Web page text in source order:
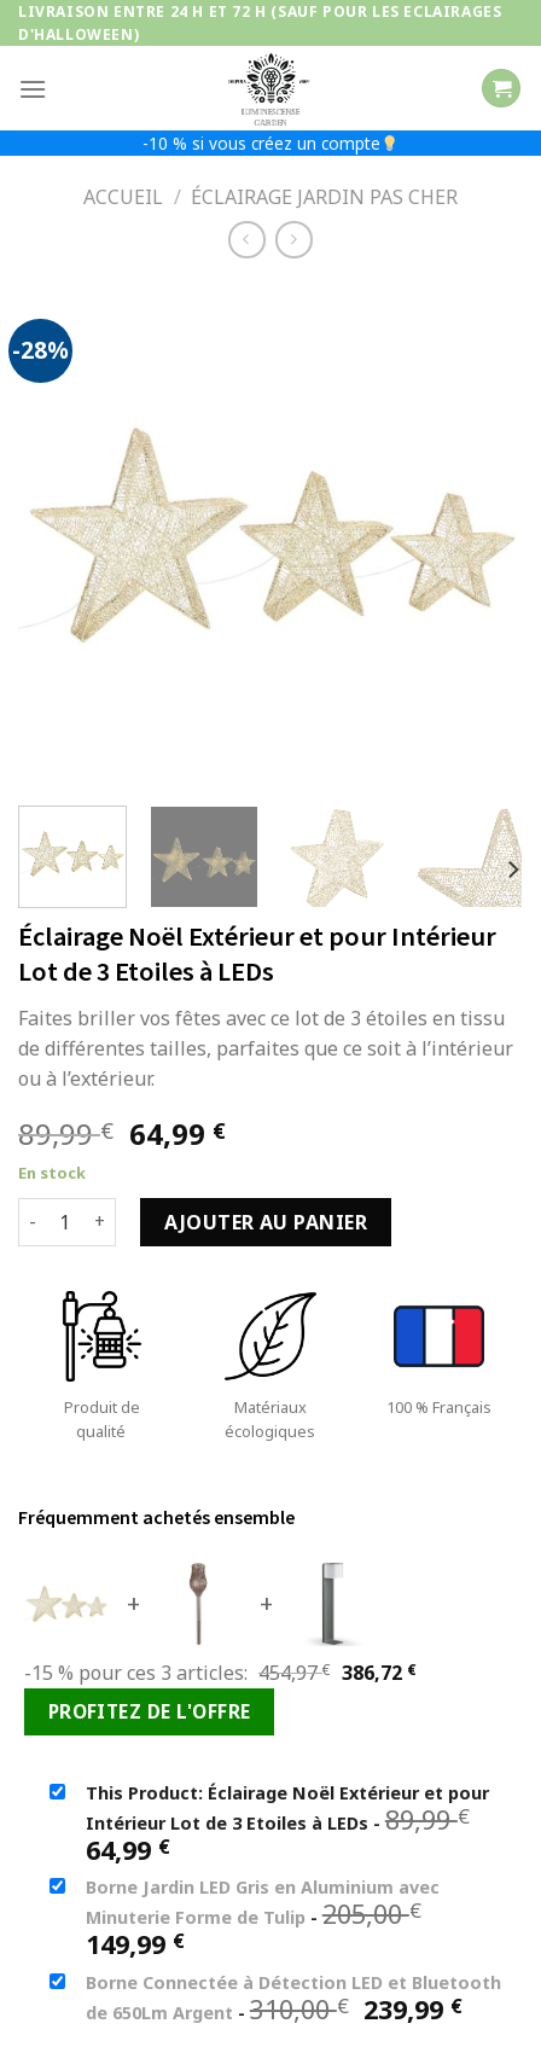
Passer
au
LIVRAISON ENTRE 24 H ET 72 H (SAUF POUR LES ECLAIRAGES
D'HALLOWEEN)
-10 % si vous créez un compte
ACCUEIL / ÉCLAIRAGE JARDIN PAS CHER
-28%
Éclairage Noël Extérieur et pour Intérieur
Lot de 3 Etoiles à LEDs
Faites briller vos fêtes avec ce lot de 3 étoiles en tissu
de différentes tailles, parfaites que ce soit à l’intérieur
ou à l’extérieur.
89,99€ Le
prix
initial
était :
89,99 €.
64,99 €Le
actuel
est :
64,99 €.
En stock
quantité de Éclairage Noël Extérieur et pour Intérieur Lot
AJOUTER AU PANIER
Produit de
qualité
Matériaux
écologiques
100 % Français
Fréquemment achetés ensemble
+ +
-15 % pour ces 3 articles: 454,97€ Le
454,97 €.
386,72 €Le
386,72 €.
PROFITEZ DE L'OFFRE
This Product: Éclairage Noël Extérieur et pour
Intérieur Lot de 3 Etoiles à LEDs -89,99€
64,99 €Le
prix
actuel
est :
64,99 €.
Borne Jardin LED Gris en Aluminium avec
Minuterie Forme de Tulip -205,00€
était :
205,00 €.
149,99 €Le
prix
actuel
est :
Borne Connectée à Détection LED et Bluetooth
de 650Lm Argent -310,00€ Le
prix
239,99 €Le